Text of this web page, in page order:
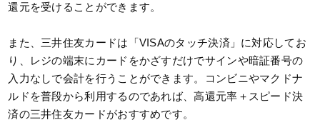
還元を受けることができます。
また、三井住友カードは「VISAのタッチ決済」に対応してお
り、レジの端末にカードをかざすだけでサインや暗証番号の
入力なしで会計を行うことができます。コンビニやマクドナ
ルドを普段から利用するのであれば、高還元率＋スピード決
済の三井住友カードがおすすめです。